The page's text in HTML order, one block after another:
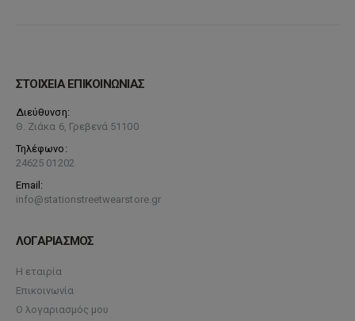
ΣΤΟΙΧΕΙΑ ΕΠΙΚΟΙΝΩΝΙΑΣ
Διεύθυνση:
Θ. Ζιάκα 6, Γρεβενά 51100
Τηλέφωνο:
24625 01202
Email:
info@stationstreetwearstore.gr
ΛΟΓΑΡΙΑΣΜΟΣ
Η εταιρία
Επικοινωνία
Ο λογαριασμός μου